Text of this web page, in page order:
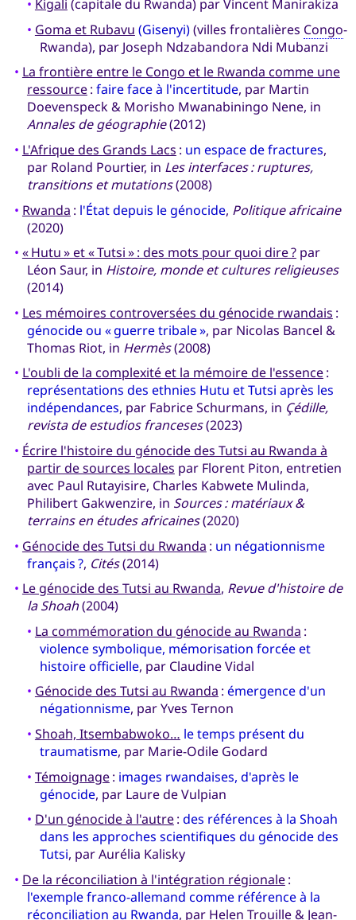
• Kigali (capitale du Rwanda) par Vincent Manirakiza
• Goma et Rubavu (Gisenyi)(villes frontalières Congo-
Rwanda), par Joseph Ndzabandora Ndi Mubanzi
• La frontière entre le Congo et le Rwanda comme une
ressource: faire face à l'incertitude, par Martin
Doevenspeck & Morisho Mwanabiningo Nene, in
Annales de géographie(2012)
• L'Afrique des Grands Lacs : un espace de fractures,
par Roland Pourtier, in Les interfaces : ruptures,
transitions et mutations(2008)
• Rwanda : l'État depuis le génocide, Politique africaine
(2020)
• « Hutu » et « Tutsi » : des mots pour quoi dire ?par
Léon Saur, in Histoire, monde et cultures religieuses
(2014)
• Les mémoires controversées du génocide rwandais :
génocide ou « guerre tribale », par Nicolas Bancel &
Thomas Riot, in Hermès(2008)
• L'oubli de la complexité et la mémoire de l'essence:
représentations des ethnies Hutu et Tutsi après les
indépendances, par Fabrice Schurmans, in Çédille,
revista de estudios franceses(2023)
• Écrire l'histoire du génocide des Tutsi au Rwanda à
partir de sources locales par Florent Piton, entretien
avec Paul Rutayisire, Charles Kabwete Mulinda,
Philibert Gakwenzire, in Sources : matériaux &
terrains en études africaines(2020)
• Génocide des Tutsi du Rwanda : un négationnisme
français ?, Cités(2014)
• Le génocide des Tutsi au Rwanda, Revue d'histoire de
la Shoah(2004)
• La commémoration du génocide au Rwanda :
violence symbolique, mémorisation forcée et
histoire officielle, par Claudine Vidal
• Génocide des Tutsi au Rwanda : émergence d'un
négationnisme, par Yves Ternon
• Shoah, Itsembabwoko… le temps présent du
traumatisme, par Marie-Odile Godard
• Témoignage: images rwandaises, d'après le
génocide, par Laure de Vulpian
• D'un génocide à l'autre: des références à la Shoah
dans les approches scientifiques du génocide des
Tutsi, par Aurélia Kalisky
• De la réconciliation à l'intégration régionale:
l'exemple franco-allemand comme référence à la
réconciliation au Rwanda, par Helen Trouille & Jean-